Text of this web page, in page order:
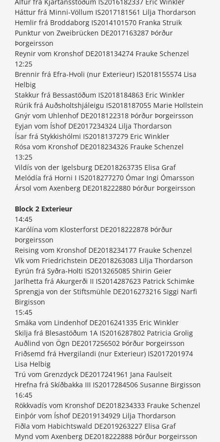
Háttur frá Minni-Völlum IS2017181561 Lilja Thordarson
Hemlir frá Broddaborg IS2014101570 Franka Struik
Punktur von Zweibrücken DE2017163287 Þórður
Þorgeirsson
Reynir vom Kronshof DE2018134274 Frauke Schenzel
12:25
Brennir frá Efra-Hvoli (nur Exterieur) IS2018155574 Lisa
Helbig
Stakkur frá Bessastöðum IS2018184863 Eric Winkler
Rúrik frá Auðsholtshjáleigu IS2018187055 Marie Hollstein
Gnýr vom Uhlenhof DE2018122318 Þórður Þorgeirsson
Eyjan vom Íshof DE2017234324 Lilja Thordarson
Ísar frá Stykkishólmi IS2018137279 Eric Winkler
Rósa vom Kronshof DE2018234326 Frauke Schenzel
13:25
Vildís von der Igelsburg DE2018263735 Elisa Graf
Melódía frá Horni I IS2018277270 Ómar Ingi Ómarsson
Ársol vom Axenberg DE2018222880 Þórður Þorgeirsson
Block 2 Exterieur
14:45
Karólína vom Klosterforst DE2018222878 Þórður
Þorgeirsson
Reising vom Kronshof DE2018234177 Frauke Schenzel
Vík vom Friedrichstein DE2018263083 Lilja Thordarson
Eyrún frá Syðra-Holti IS2013265085 Shirin Geier
Jarlhetta frá Akurgerði II IS2014287623 Patrick Schimke
Sprengja von der Stiftsmühle DE2016273216 Siggi Narfi
Birgisson
15:45
Smáka vom Lindenhof DE2016241335 Eric Winkler
Skilja frá Blesastöðum 1A IS2016287802 Patricia Grolig
Auðlind von Ögn DE2017256502 Þórður Þorgeirsson
Friðsemd frá Hvergilandi (nur Exterieur) IS2017201974
Lisa Helbig
Trú vom Grenzdyck DE2017241961 Jana Faulseit
Hrefna frá Skíðbakka III IS2017284506 Susanne Birgisson
16:45
Rökkvadís vom Kronshof DE2018234333 Frauke Schenzel
Einþór vom Íshof DE2019134929 Lilja Thordarson
Fiðla vom Habichtswald DE2019263227 Elisa Graf
Mynd vom Axenberg DE2018222888 Þórður Þorgeirsson